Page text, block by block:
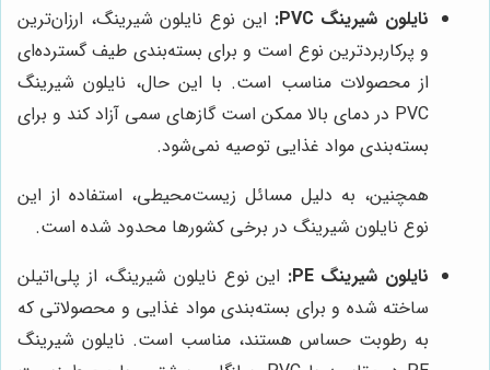
نایلون شیرینگ PVC:
این نوع نایلون شیرینگ، ارزان‌ترین
و پرکاربردترین نوع است و برای بسته‌بندی طیف گسترده‌ای
از محصولات مناسب است. با این حال، نایلون شیرینگ
PVC در دمای بالا ممکن است گازهای سمی آزاد کند و برای
بسته‌بندی مواد غذایی توصیه نمی‌شود.
همچنین، به دلیل مسائل زیست‌محیطی، استفاده از این
نوع نایلون شیرینگ در برخی کشورها محدود شده است.
نایلون شیرینگ PE:
این نوع نایلون شیرینگ، از پلی‌اتیلن
ساخته شده و برای بسته‌بندی مواد غذایی و محصولاتی که
به رطوبت حساس هستند، مناسب است. نایلون شیرینگ